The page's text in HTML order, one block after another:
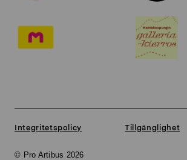
© Pro Artibus 2026
Integritetspolicy Tillgänglighet